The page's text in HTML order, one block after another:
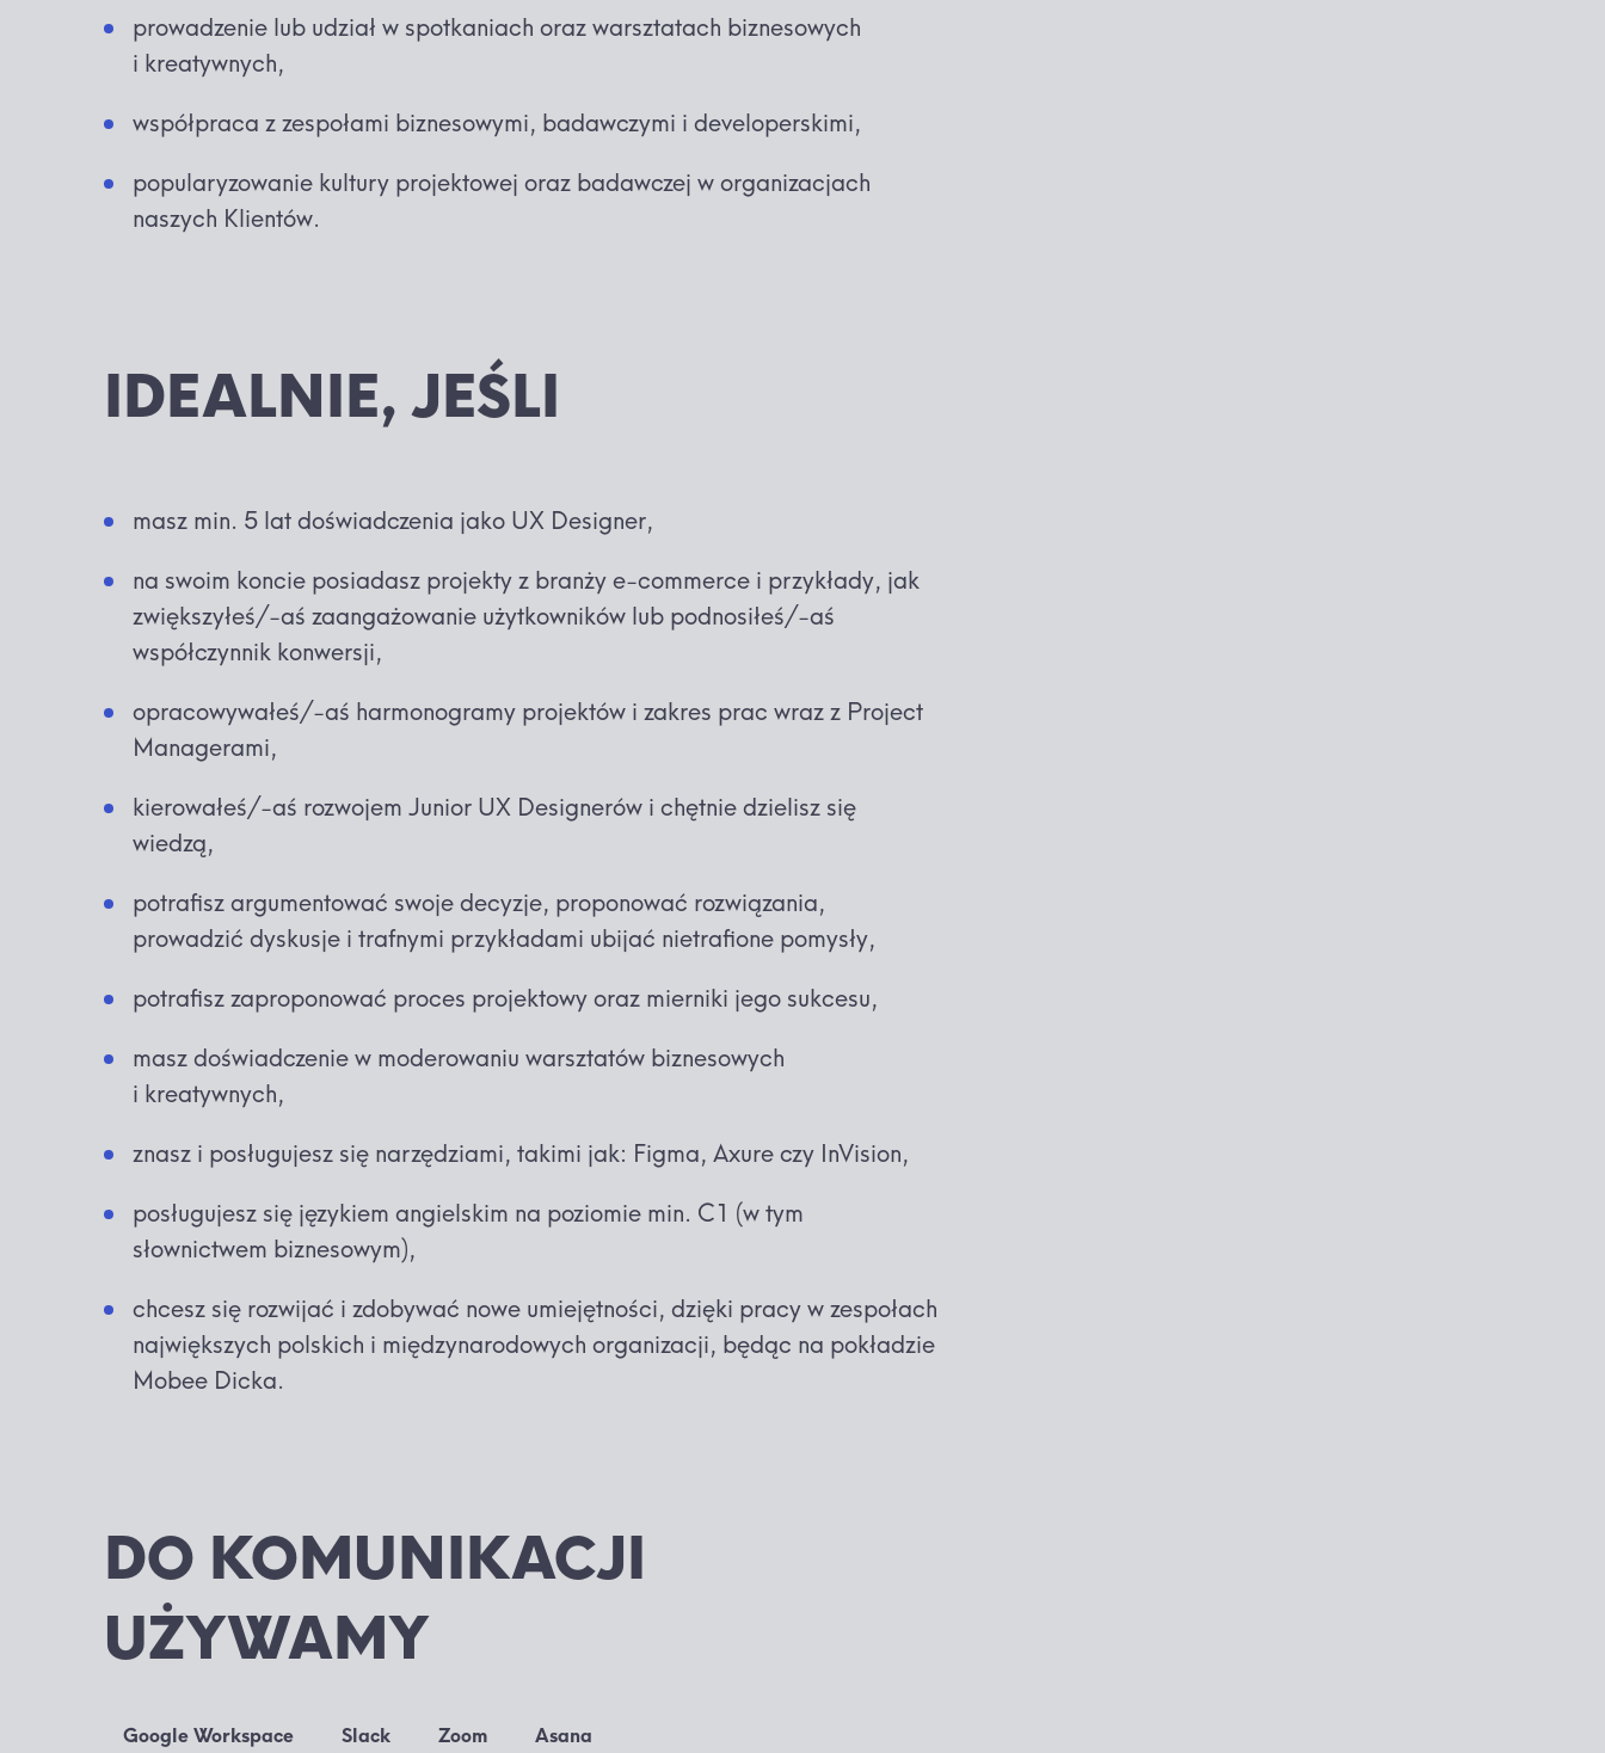
prowadzenie lub udział w spotkaniach oraz warsztatach biznesowych
i kreatywnych,
współpraca z zespołami biznesowymi, badawczymi i developerskimi,
popularyzowanie kultury projektowej oraz badawczej w organizacjach
naszych Klientów.
IDEALNIE, JEŚLI
masz min. 5 lat doświadczenia jako UX Designer,
na swoim koncie posiadasz projekty z branży e-commerce i przykłady, jak
zwiększyłeś/-aś zaangażowanie użytkowników lub podnosiłeś/-aś
współczynnik konwersji,
opracowywałeś/-aś harmonogramy projektów i zakres prac wraz z Project
Managerami,
kierowałeś/-aś rozwojem Junior UX Designerów i chętnie dzielisz się
wiedzą,
potrafisz argumentować swoje decyzje, proponować rozwiązania,
prowadzić dyskusje i trafnymi przykładami ubijać nietrafione pomysły,
potrafisz zaproponować proces projektowy oraz mierniki jego sukcesu,
masz doświadczenie w moderowaniu warsztatów biznesowych
i kreatywnych,
znasz i posługujesz się narzędziami, takimi jak: Figma, Axure czy InVision,
posługujesz się językiem angielskim na poziomie min. C1 (w tym
słownictwem biznesowym),
chcesz się rozwijać i zdobywać nowe umiejętności, dzięki pracy w zespołach
największych polskich i międzynarodowych organizacji, będąc na pokładzie
Mobee Dicka.
DO KOMUNIKACJI
UŻYWAMY
Google Workspace Slack Zoom Asana